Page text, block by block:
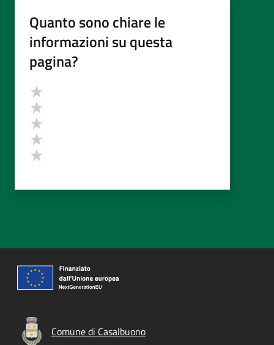
Quanto sono chiare le
informazioni su questa
pagina?
Valutazione
Comune di Casalbuono